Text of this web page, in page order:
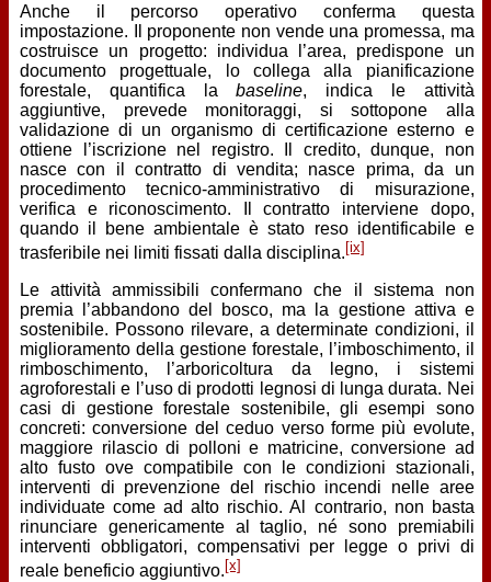
Anche il percorso operativo conferma questa
impostazione. Il proponente non vende una promessa, ma
costruisce un progetto: individua l’area, predispone un
documento progettuale, lo collega alla pianificazione
forestale, quantifica labaseline, indica le attività
aggiuntive, prevede monitoraggi, si sottopone alla
validazione di un organismo di certificazione esterno e
ottiene l’iscrizione nel registro. Il credito, dunque, non
nasce con il contratto di vendita; nasce prima, da un
procedimento tecnico-amministrativo di misurazione,
verifica e riconoscimento. Il contratto interviene dopo,
quando il bene ambientale è stato reso identificabile e
trasferibile nei limiti fissati dalla disciplina.[ix]
Le attività ammissibili confermano che il sistema non
premia l’abbandono del bosco, ma la gestione attiva e
sostenibile. Possono rilevare, a determinate condizioni, il
miglioramento della gestione forestale, l’imboschimento, il
rimboschimento, l’arboricoltura da legno, i sistemi
agroforestali e l’uso di prodotti legnosi di lunga durata. Nei
casi di gestione forestale sostenibile, gli esempi sono
concreti: conversione del ceduo verso forme più evolute,
maggiore rilascio di polloni e matricine, conversione ad
alto fusto ove compatibile con le condizioni stazionali,
interventi di prevenzione del rischio incendi nelle aree
individuate come ad alto rischio. Al contrario, non basta
rinunciare genericamente al taglio, né sono premiabili
interventi obbligatori, compensativi per legge o privi di
reale beneficio aggiuntivo. [x]